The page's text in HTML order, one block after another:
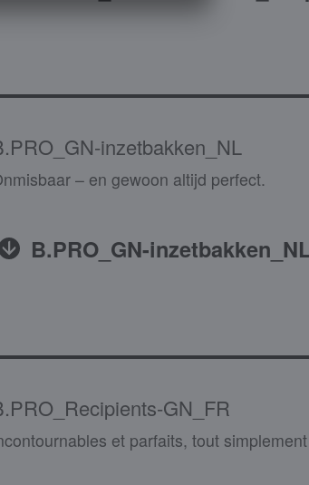
inzetbakken_NL
– en gewoon altijd perfect.
B.PRO_GN-
GN_FR
et parfaits, tout